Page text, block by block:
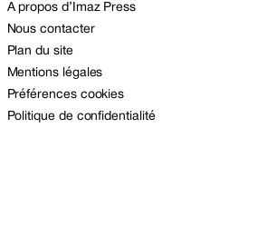
A propos d’Imaz Press
Nous contacter
Plan du site
Mentions légales
Préférences cookies
Politique de confidentialité